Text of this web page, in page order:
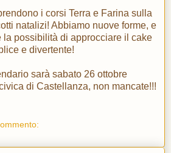
i corsi Terra e Farina sulla
natalizi! Abbiamo nuove forme, e
la possibilità di approcciare il cake
e divertente!
sarà sabato 26 ottobre
di Castellanza, non mancate!!!